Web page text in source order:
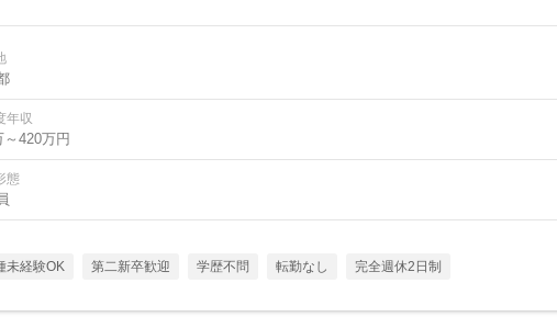
年収
～420万円
態
未経験OK 第二新卒歓迎 学歴不問 転勤なし 完全週休2日制